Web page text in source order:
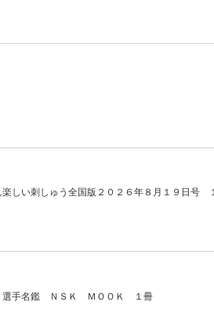
しい刺しゅう全国版２０２６年８月１９日号
選手名鑑 ＮＳＫ ＭＯＯＫ １冊